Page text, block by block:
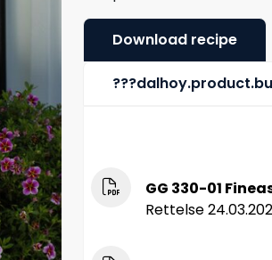
Download recipe
GG 330-01
Rettelse